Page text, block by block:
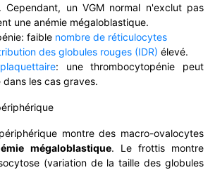
Cependant, un VGM normal n'exclut pas
une anémie mégaloblastique.
faible nombre de réticulocytes
des globules rouges (IDR) élevé.
: une thrombocytopénie peut
les cas graves.
montre des macro-ovalocytes
mégaloblastique. Le frottis montre
(variation de la taille des globules